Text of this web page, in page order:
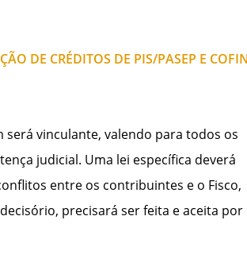
DE CRÉDITOS DE PIS/PASEP E
vinculante, valendo para todos os
judicial. Uma lei específica deverá
entre os contribuintes e o Fisco,
precisará ser feita e aceita por